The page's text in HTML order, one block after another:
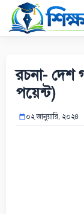
Skip
content
রচনা- দেশ
পয়েন্ট)
০২ জানুয়ারি, ২০২৪